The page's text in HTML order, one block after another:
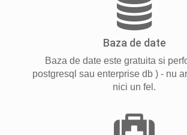
Baza de date
Baza de date este gratuita si
postgresql sau enterprise db ) - nu
nici un fel.